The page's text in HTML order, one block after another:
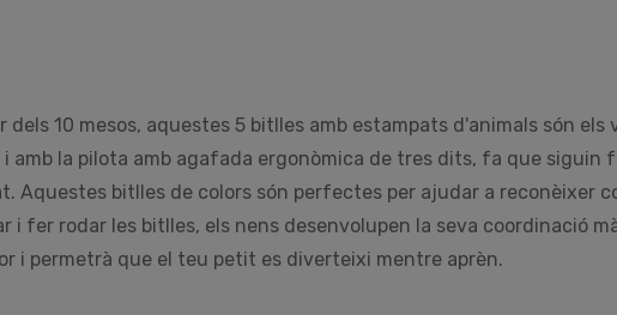
dels 10 mesos, aquestes 5 bitlles amb estampats d'animals són
amb la pilota amb agafada ergonòmica de tres dits, fa que siguin
Aquestes bitlles de colors són perfectes per ajudar a reconèixer
i fer rodar les bitlles, els nens desenvolupen la seva coordinació
i permetrà que el teu petit es diverteixi mentre aprèn.